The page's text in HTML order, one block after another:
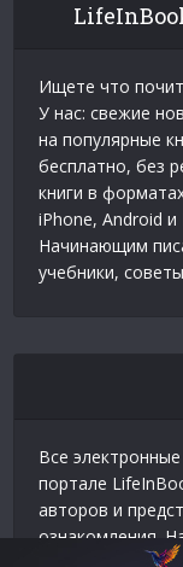
Ищете что
У нас: свежие
на популярные
бесплатно, без
книги в
iPhone, Android и
Начинающим
учебники,
Все
портале
авторов и
ознакомления.